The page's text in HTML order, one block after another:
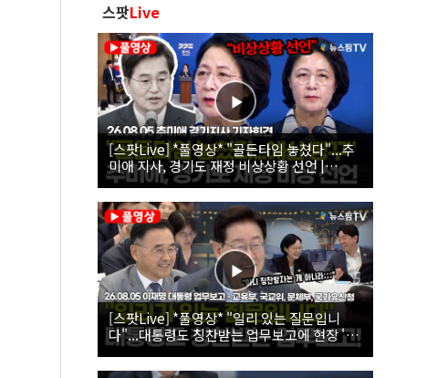
스팟Live
[스팟Live] *풀영상* "골든타임 놓쳤다"...추
미애 지사, 경기도 재정 비상상황 선언 |
26.08.05 추미애 경기지사 기자회견
[스팟Live] *풀영상* "일리 있는 질문입니
다"...대통령도 칭찬받는 업무보고에 현장 '빵'
| 26.08.05 이재명 대통령 업무보고 - 교육부,
국교위, 문체부, 국가유산청